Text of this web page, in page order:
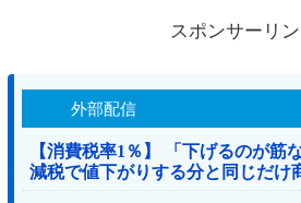
スポンサーリン
外部配信
【消費税率1％】 「下げるのが
減税で値下がりする分と同じだけ
価格を変えない店も